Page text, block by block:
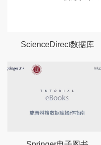
ScienceDirect数据库